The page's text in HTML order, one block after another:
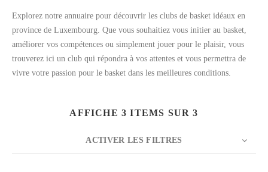
Explorez notre annuaire pour découvrir les clubs de basket idéaux en
province de Luxembourg. Que vous souhaitiez vous initier au basket,
améliorer vos compétences ou simplement jouer pour le plaisir, vous
trouverez ici un club qui répondra à vos attentes et vous permettra de
vivre votre passion pour le basket dans les meilleures conditions.
AFFICHE 3 ITEMS SUR 3
ACTIVER LES FILTRES